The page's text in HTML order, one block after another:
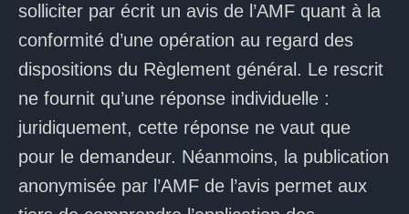
solliciter par écrit un avis de l’AMF quant à la
conformité d’une opération au regard des
dispositions du Règlement général. Le rescrit
ne fournit qu’une réponse individuelle :
juridiquement, cette réponse ne vaut que
pour le demandeur. Néanmoins, la publication
anonymisée par l’AMF de l’avis permet aux